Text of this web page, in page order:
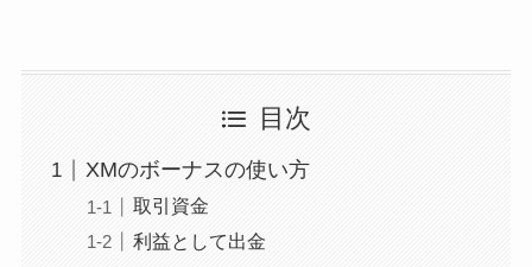
目次
XMのボーナスの使い方
取引資金
利益として出金